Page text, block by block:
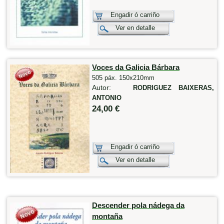
Engadir ó carriño
Ver en detalle
Voces da Galicia Bárbara
505 páx. 150x210mm
Autor:
RODRIGUEZ BAIXERAS,
ANTONIO
24,00 €
Engadir ó carriño
Ver en detalle
Descender pola nádega da
montaña